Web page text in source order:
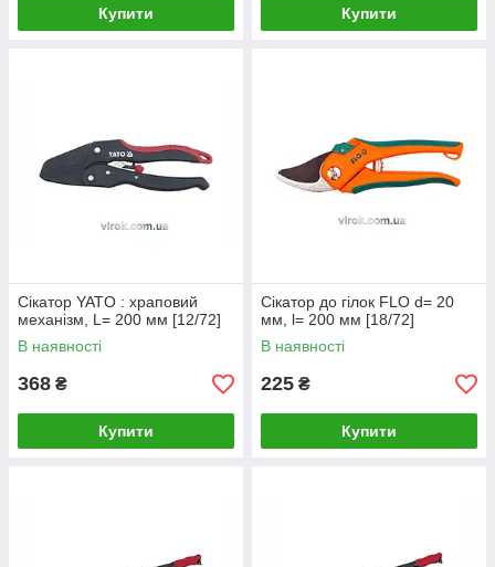
Купити Купити
Сікатор YATO : храповий
механізм, L= 200 мм [12/72]
В наявності
368 ₴
Купити
Сікатор до гілок FLO d= 20
мм, l= 200 мм [18/72]
В наявності
225 ₴
Купити